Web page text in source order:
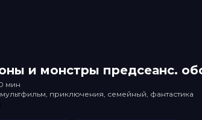
и монстры прeдсeанc.
мин
приключения, семейный, фантастика